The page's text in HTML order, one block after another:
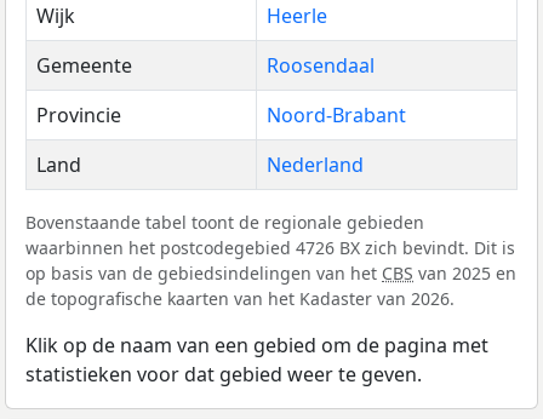
Wijk
Heerle
Gemeente
Roosendaal
Provincie
Noord-Brabant
Land
Nederland
Bovenstaande tabel toont de regionale gebieden
waarbinnen het postcodegebied 4726 BX zich bevindt. Dit is
op basis van de gebiedsindelingen van het CBS van 2025 en
de topografische kaarten van het Kadaster van 2026.
Klik op de naam van een gebied om de pagina met
statistieken voor dat gebied weer te geven.